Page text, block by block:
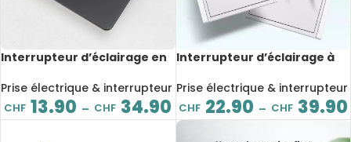
Interrupteur d’éclairage en
poussoir, 2 voies, Rj45, TV,
Type 86, noir
Prise électrique & interrupteur
CHF 13.90 – CHF 34.90
Interrupteur d’éclairage à
minimaliste, ignifuge, Type
86, blanc
Prise électrique & interrupteur
CHF 22.90 – CHF 39.90